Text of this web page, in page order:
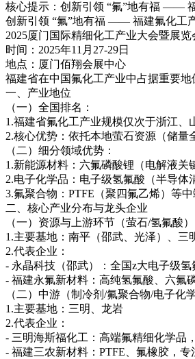
核心提示：创新引领 “氟”地有福 ——
创新引领 “氟”地有福 —— 福建氟化工
2025厦门国际精细化工产业大会暨展览
时间：2025年11月27-29日
地点：厦门佰翔会展中心
福建省在中国氟化工产业中占据重要
一、产业地位
（一）全国排名：
1.福建省氟化工产业规模仅次于浙江、
2.核心优势：依托本地萤石资源（储量
（二）细分领域优势：
1.新能源材料：六氟磷酸锂（电解液关
2.电子化学品：电子级氢氟酸（半导体
3.氟聚合物：PTFE（聚四氟乙烯）等中
二、核心产业分布与龙头企业
（一）资源与上游环节（萤石/氢氟酸）
1.主要基地：南平（邵武、光泽）、三
2.代表企业：
- 永晶科技（邵武）：全国z大电子级
- 福建永氟新材料：高纯氢氟酸、六氟
（二）中游（制冷剂/氟聚合物/电子化学
1.主要基地：三明、龙岩
2.代表企业：
- 三明海斯福化工：高端氟精细化学品
- 福建三农新材料：PTFE、氟橡胶，专